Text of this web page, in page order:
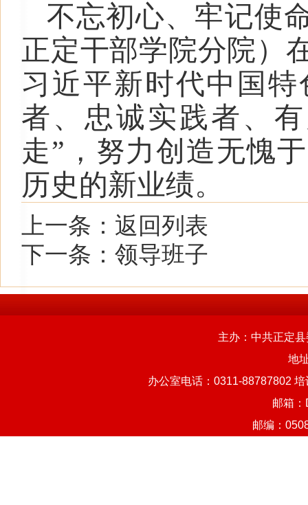
不忘初心、牢记使
正定干部学院分院）
习近平新时代中国
者、忠诚实践者、
走”，努力创造无愧
历史的新业绩。
上一条： 返回列表
下一条： 领导班子
主办：中共正定
地
办公室电话： 0311-88787802 培
邮箱：
邮编：